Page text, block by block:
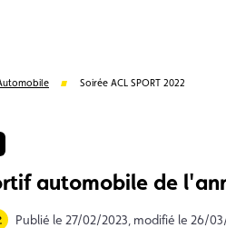
Soirée ACL SPORT 2022
automobile de
Publié le 27/02/2023, modifié le 26/